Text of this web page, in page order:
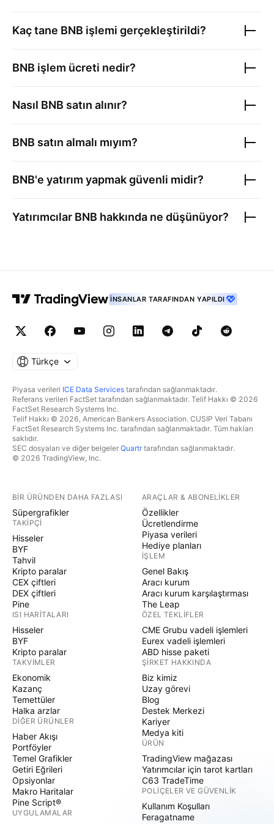
Kaç tane BNB işlemi gerçekleştirildi?
BNB işlem ücreti nedir?
Nasıl BNB satın alınır?
BNB satın almalı mıyım?
BNB'e yatırım yapmak güvenli midir?
Yatırımcılar BNB hakkında ne düşünüyor?
İNSANLAR TARAFINDAN YAPILDI
Türkçe
Piyasa verileri ICE Data Services tarafından sağlanmaktadır.
Referans verileri FactSet tarafından sağlanmaktadır. Telif Hakkı © 2026
FactSet Research Systems Inc.
Telif Hakkı © 2026, American Bankers Association. CUSIP Veri Tabanı
FactSet Research Systems Inc. tarafından sağlanmaktadır. Tüm hakları
saklıdır.
SEC dosyaları ve diğer belgeler Quartrtarafından sağlanmaktadır.
© 2026 TradingView, Inc.
BIR ÜRÜNDEN DAHA FAZLASI
Süpergrafikler
TAKIPÇI
Hisseler
BYF
Tahvil
Kripto paralar
CEX çiftleri
DEX çiftleri
Pine
ISI HARITALARI
Hisseler
BYF
Kripto paralar
TAKVIMLER
Ekonomik
Kazanç
Temettüler
Halka arzlar
DIĞER ÜRÜNLER
Haber Akışı
Portföyler
Temel Grafikler
Getiri Eğrileri
Opsiyonlar
Makro Haritalar
Pine Script®
UYGULAMALAR
ARAÇLAR & ABONELIKLER
Özellikler
Ücretlendirme
Piyasa verileri
Hediye planları
İŞLEM
Genel Bakış
Aracı kurum
Aracı kurum karşılaştırması
The Leap
ÖZEL TEKLIFLER
CME Grubu vadeli işlemleri
Eurex vadeli işlemleri
ABD hisse paketi
ŞIRKET HAKKINDA
Biz kimiz
Uzay görevi
Blog
Destek Merkezi
Kariyer
Medya kiti
ÜRÜN
TradingView mağazası
Yatırımcılar için tarot kartları
C63 TradeTime
POLIÇELER VE GÜVENLIK
Kullanım Koşulları
Feragatname